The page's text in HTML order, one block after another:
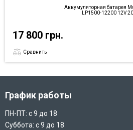
Аккумуляторная батарея
LP1500-12200 12V
17 800 грн.
Сравнить
График работы
ПН-ПТ: с 9 до 18
Суббота: с 9 до 18